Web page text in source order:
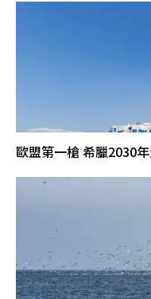
歐盟第一槍 希臘2030